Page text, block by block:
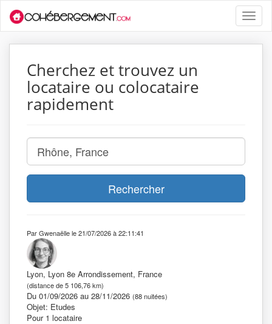
Toggle
Cherchez et trouvez un
locataire ou colocataire
rapidement
Rechercher
Par Gwenaëlle le 21/07/2026 à 22:11:41
Lyon, Lyon 8e Arrondissement, France
(distance de 5 106,76 km)
Du 01/09/2026 au 28/11/2026 (88 nuitées)
Objet: Etudes
Pour 1 locataire